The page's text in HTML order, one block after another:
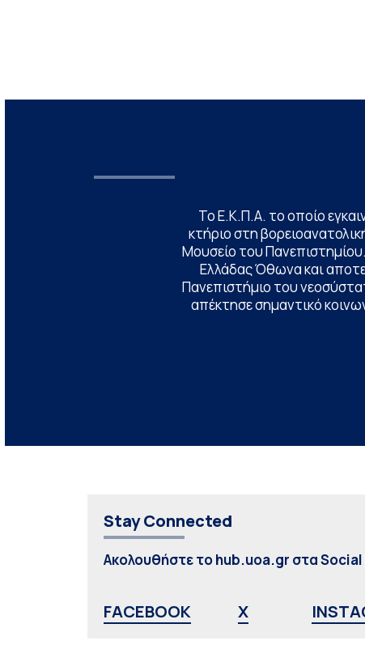
Το Ε.Κ.Π.Α. το οποίο
κτήριο στη
Μουσείο του
Ελλάδας Όθωνα και
Πανεπιστήμιο του
απέκτησε σημαντικό
Stay Connected
Ακολουθήστε το hub.uoa.gr στα
FACEBOOK X